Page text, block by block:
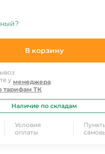
В корзину
у менеджера
тарифам ТК
Наличие по складам
Условия
оплаты